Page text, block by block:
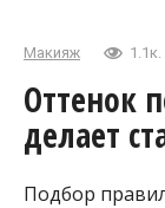
Макияж 1.1к.
Оттенок
делает
Подбор